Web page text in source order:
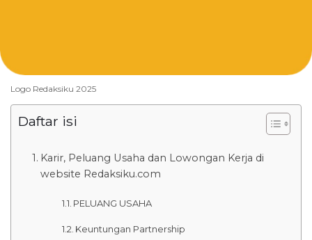
Logo Redaksiku 2025
Daftar isi
Karir, Peluang Usaha dan Lowongan Kerja di
website Redaksiku.com
PELUANG USAHA
Keuntungan Partnership